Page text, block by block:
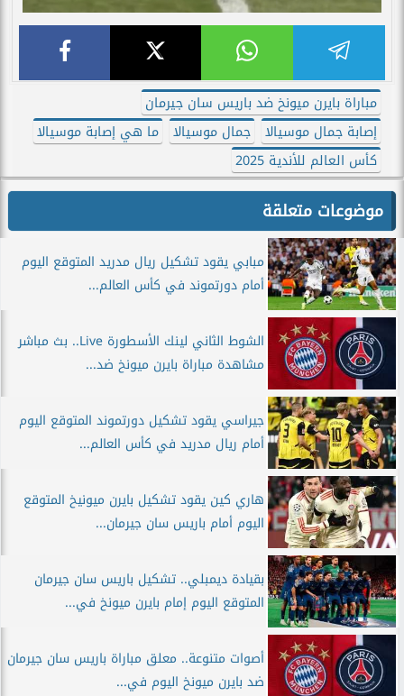
مباراة بايرن ميونخ ضد باريس سان جيرمان
إصابة جمال موسيالا
جمال موسيالا
ما هي إصابة موسيالا
كأس العالم للأندية 2025
موضوعات متعلقة
مبابي يقود تشكيل ريال مدريد المتوقع اليوم
أمام دورتموند في كأس العالم...
الشوط الثاني لينك الأسطورة Live.. بث مباشر
مشاهدة مباراة بايرن ميونخ ضد...
جيراسي يقود تشكيل دورتموند المتوقع اليوم
أمام ريال مدريد في كأس العالم...
هاري كين يقود تشكيل بايرن ميونيخ المتوقع
اليوم أمام باريس سان جيرمان...
بقيادة ديمبلي.. تشكيل باريس سان جيرمان
المتوقع اليوم إمام بايرن ميونخ في...
أصوات متنوعة.. معلق مباراة باريس سان جيرمان
ضد بايرن ميونخ اليوم في...